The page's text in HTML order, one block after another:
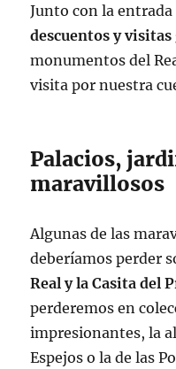
Junto con la
descuentos y visitas
monumentos del
visita por nuestra
Palacios,
maravillosos
Algunas de las
deberíamos perder
Real y la Casita del
perderemos en
impresionantes, la
Espejos o la de las